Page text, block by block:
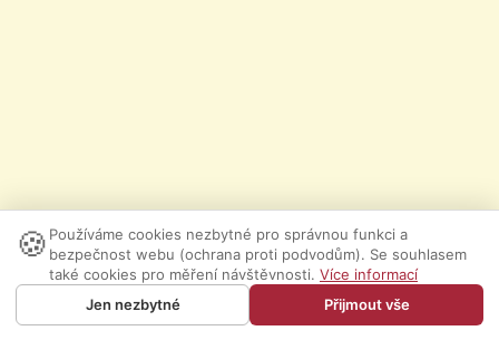
🍪 Používáme cookies nezbytné pro správnou funkci a
bezpečnost webu (ochrana proti podvodům). Se souhlasem
také cookies pro měření návštěvnosti. Více informací
Jen nezbytné
Přijmout vše